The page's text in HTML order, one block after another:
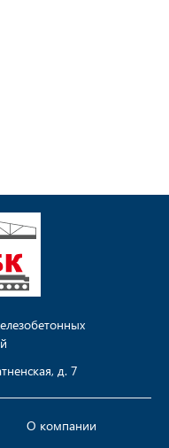
д. 7
О компании